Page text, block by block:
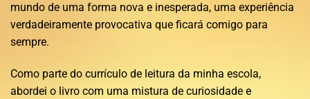
mundo de uma forma nova e inesperada, uma experiência
verdadeiramente provocativa que ficará comigo para
sempre.
Como parte do currículo de leitura da minha escola,
abordei o livro com uma mistura de curiosidade e